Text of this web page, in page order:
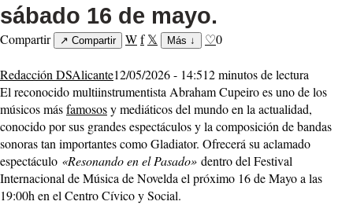
sábado 16 de mayo.
Compartir ↗ Compartir Wf 𝕏 Más ↓ ♡0
Redacción DSAlicante12/05/2026 - 14:512 minutos de lectura
El reconocido multiinstrumentista Abraham Cupeiro es uno de los
músicos másfamososy mediáticos del mundo en la actualidad,
conocido por sus grandes espectáculos y la composición de bandas
sonoras tan importantes como Gladiator. Ofrecerá su aclamado
espectáculo «Resonando en el Pasado» dentro del Festival
Internacional de Música de Novelda el próximo 16 de Mayo a las
19:00h en el Centro Cívico y Social.